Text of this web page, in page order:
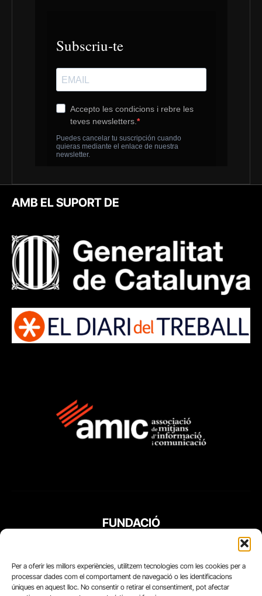
Per a oferir les millors experiències, utilitzem tecnologies com les cookies per a
processar dades com el comportament de navegació o les identificacions
úniques en aquest lloc. No consentir o retirar el consentiment, pot afectar
AMB EL SUPORT DE
FUNDACIÓ